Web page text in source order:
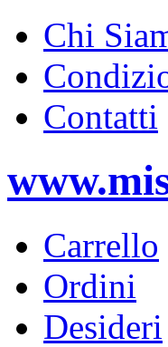
Chi
Contatti
Carrello
Ordini
Desideri